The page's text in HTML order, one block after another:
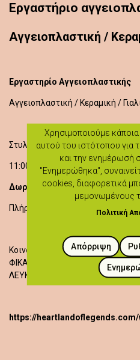
Εργαστήριο
Aγγειοπλαστική /
Εργαστηρίο Αγγειοπλαστικής
Aγγειοπλαστική / Κεραμική /
Στυλιάνα Δημητρίου
11:00 - 13:00
Δωρεάν Είσοδος
Πλήροφορίες: 94402727
Κοινοτικό Κτήριο
ΦΙΚΑΡΔΟΥ
ΛΕΥΚΩΣΙΑ
https://
Χρησιμοποιούμε
αυτού του ιστότοπου για
και την ενημέρωσή
"Ενημερώθηκα",
cookies, διαφορετικά
μεμονωμένους
Πολιτική
Απόρριψη